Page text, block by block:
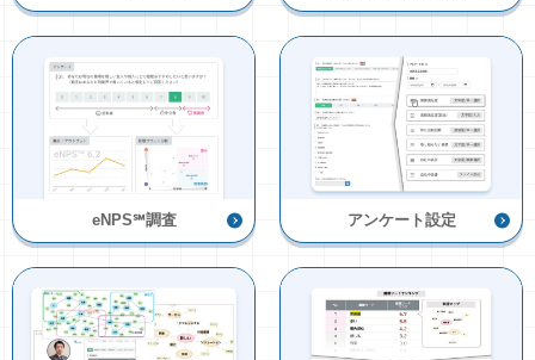
eNPS℠調査 アンケート設定